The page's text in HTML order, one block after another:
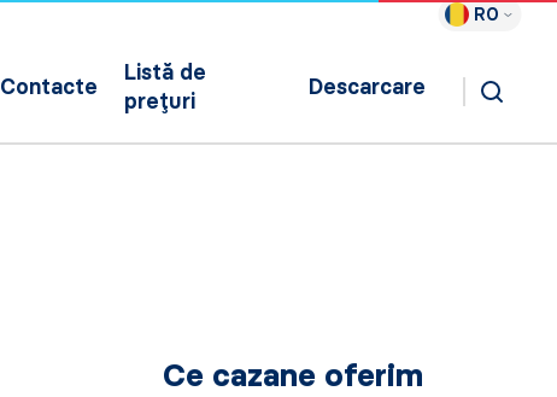
RO
Contacte
Listă de
prețuri
Descarcare
Ce cazane oferim